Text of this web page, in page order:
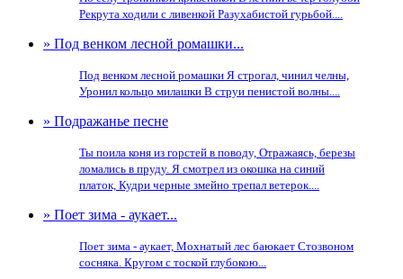
Рекрута ходили с ливенкой Разухабистой гурьбой....
» Под венком лесной ромашки...
Под венком лесной ромашки Я строгал, чинил челны,
Уронил кольцо милашки В струи пенистой волны....
» Подражанье песне
Ты поила коня из горстей в поводу, Отражаясь, березы
ломались в пруду. Я смотрел из окошка на синий
платок, Кудри черные змейно трепал ветерок....
» Поет зима - аукает...
Поет зима - аукает, Мохнатый лес баюкает Стозвоном
сосняка. Кругом с тоской глубокою...